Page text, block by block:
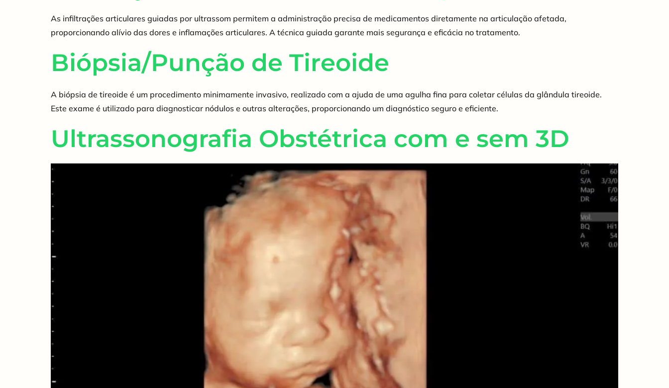
As infiltrações articulares guiadas por ultrassom permitem a administração precisa de medicamentos diretamente na articulação afetada,
proporcionando alívio das dores e inflamações articulares. A técnica guiada garante mais segurança e eficácia no tratamento.
Biópsia/Punção de Tireoide
A biópsia de tireoide é um procedimento minimamente invasivo, realizado com a ajuda de uma agulha fina para coletar células da glândula tireoide.
Este exame é utilizado para diagnosticar nódulos e outras alterações, proporcionando um diagnóstico seguro e eficiente.
Ultrassonografia Obstétrica com e sem 3D